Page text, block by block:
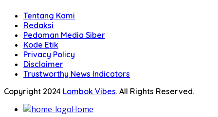
Tentang Kami
Redaksi
Pedoman Media Siber
Kode Etik
Privacy Policy
Disclaimer
Trustworthy News Indicators
Copyright 2024 Lombok Vibes. All Rights Reserved.
Home